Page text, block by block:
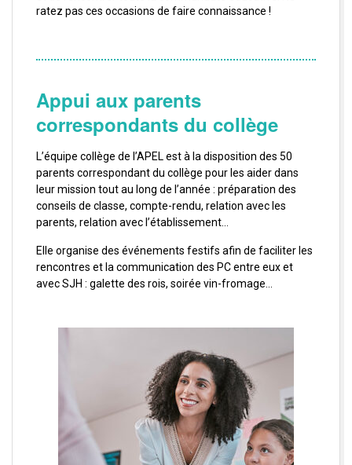
ratez pas ces occasions de faire connaissance !
Appui aux parents
correspondants du collège
L’équipe collège de l’APEL est à la disposition des 50
parents correspondant du collège pour les aider dans
leur mission tout au long de l’année : préparation des
conseils de classe, compte-rendu, relation avec les
parents, relation avec l’établissement…
Elle organise des événements festifs afin de faciliter les
rencontres et la communication des PC entre eux et
avec SJH : galette des rois, soirée vin-fromage…